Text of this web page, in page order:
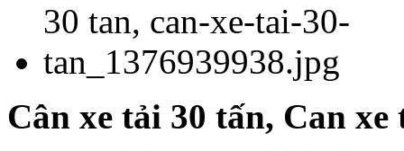
Cân xe tải 30 tấn, Can xe